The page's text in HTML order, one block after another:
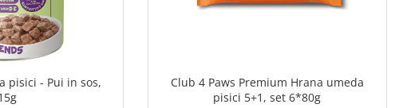
pisici - Pui in sos,
Club 4 Paws Premium Hrana umeda
pisici 5+1, set 6*80g